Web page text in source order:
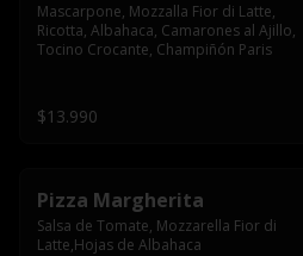
Mascarpone, Mozzalla Fior di Latte,
Ricotta, Albahaca, Camarones al Ajillo,
Tocino Crocante, Champiñón Paris
$13.990
Pizza Margherita
Salsa de Tomate, Mozzarella Fior di
Latte,Hojas de Albahaca